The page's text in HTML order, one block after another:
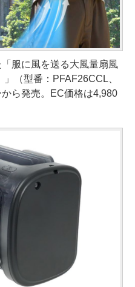
服に風を送る大風量扇風
（型番：PFAF26CCL、
ら発売。EC価格は4,980